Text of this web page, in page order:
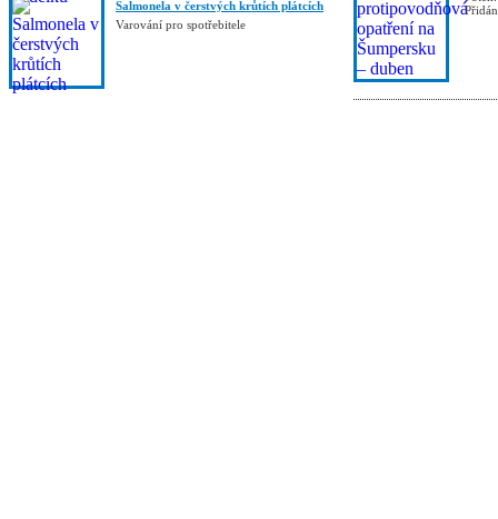
Salmonela v čerstvých krůtích plátcích
Varování pro spotřebitele